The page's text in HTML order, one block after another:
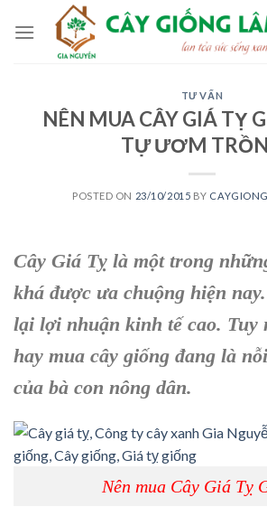
TƯ VẤN
NÊN MUA CÂY GIÁ TỴ
TỰ ƯƠM
POSTED ON 23/10/2015 BY
Cây Giá Tỵ là một trong
khá được ưa chuộng hiện
lại lợi nhuận kinh tế cao. Tuy
hay mua cây giống đang là
của bà con nông dân.
Nên mua Cây Giá Tỵ